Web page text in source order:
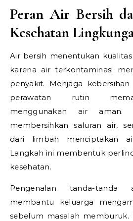
Peran Air Bersih
Kesehatan
Air bersih menentukan
karena air terkontaminasi
penyakit. Menjaga
perawatan rutin
menggunakan air aman.
membersihkan saluran air,
dari limbah menciptakan
Langkah ini membentuk
kesehatan.
Pengenalan tanda-tanda
membantu keluarga
sebelum masalah memburuk.